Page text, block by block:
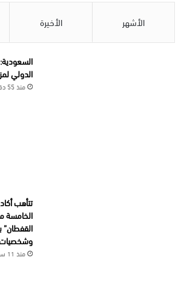
الأشهر الأخيرة
السعودية:
الدولي
منذ 55 دقيقة
تتأهب
الخامسة
وشخصيات
منذ 11 ساعة